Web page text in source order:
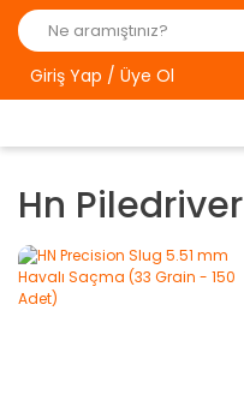
Giriş Yap / Üye Ol
Hn Piledriver